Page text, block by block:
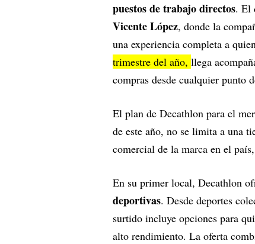
puestos de trabajo directos. El
Vicente López, donde la
una experiencia completa a
trimestre del año, llega
compras desde cualquier punto
El plan de Decathlon para el
de este año, no se limita a una
comercial de la marca en el
En su primer local, Decathlon
deportivas. Desde deportes
surtido incluye opciones para
alto rendimiento. La oferta